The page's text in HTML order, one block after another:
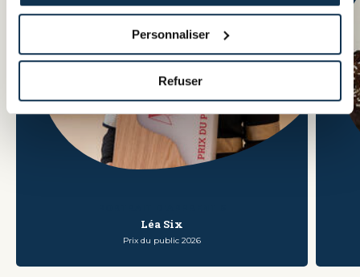
Personnaliser
Refuser
Léa Six
Prix du public 2026